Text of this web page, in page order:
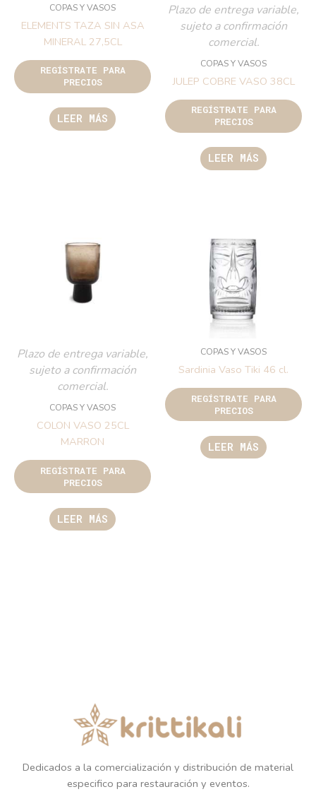
COPAS Y VASOS
ELEMENTS TAZA SIN ASA
MINERAL 27,5CL
REGÍSTRATE PARA
PRECIOS
LEER MÁS
Plazo de entrega variable,
sujeto a confirmación
comercial.
COPAS Y VASOS
JULEP COBRE VASO 38CL
REGÍSTRATE PARA
PRECIOS
LEER MÁS
Plazo de entrega variable,
sujeto a confirmación
comercial.
COPAS Y VASOS
COLON VASO 25CL
MARRON
REGÍSTRATE PARA
PRECIOS
LEER MÁS
COPAS Y VASOS
Sardinia Vaso Tiki 46 cl.
REGÍSTRATE PARA
PRECIOS
LEER MÁS
Dedicados a la comercialización y distribución de material
especifico para restauración y eventos.